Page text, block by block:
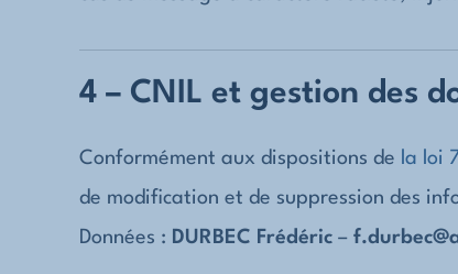
4 – CNIL et gestion des
Conformément aux dispositions de la loi
de modification et de suppression des
Données : DURBEC Frédéric –